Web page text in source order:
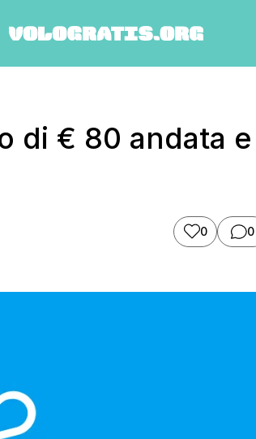
di € 80 andata e
0 0